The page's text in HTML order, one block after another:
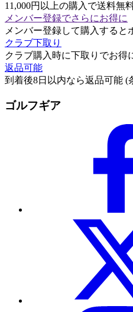
11,000円以上の購入で送料無
メンバー登録でさらにお得に
メンバー登録して購入すると
クラブ下取り
クラブ購入時に下取りでお得
返品可能
到着後8日以内なら返品可能 (
ゴルフギア